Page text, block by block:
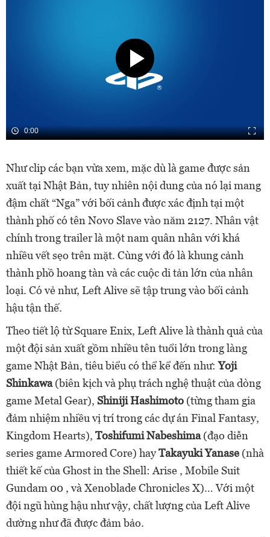
0:00
Như clip các bạn vừa xem, mặc dù là game được sản
xuất tại Nhật Bản, tuy nhiên nội dung của nó lại mang
đậm chất “Nga” với bối cảnh được xác định tại một
thành phố có tên Novo Slave vào năm 2127. Nhân vật
chính trong trailer là một nam quân nhân với khá
nhiều vết sẹo trên mặt. Cùng với đó là khung cảnh
thành phồ hoang tàn và các cuộc di tản lớn của nhân
loại. Có vẻ như, Left Alive sẽ tập trung vào bối cảnh
hậu tận thế.
Theo tiết lộ từ Square Enix, Left Alive là thành quả của
một đội sản xuất gồm nhiều tên tuổi lớn trong làng
game Nhật Bản, tiêu biểu có thể kể đến như:Yoji
Shinkawa(biên kịch và phụ trách nghệ thuật của dòng
game Metal Gear), Shiniji Hashimoto (từng tham gia
đảm nhiệm nhiều vị trí trong các dự án Final Fantasy,
Kingdom Hearts), Toshifumi Nabeshima(đạo diễn
series game Armored Core) hayTakayuki Yanase (nhà
thiết kế của Ghost in the Shell: Arise , Mobile Suit
Gundam 00 , và Xenoblade Chronicles X)… Với một
đội ngũ hùng hậu như vậy, chất lượng của Left Alive
dường như đã được đảm bảo.